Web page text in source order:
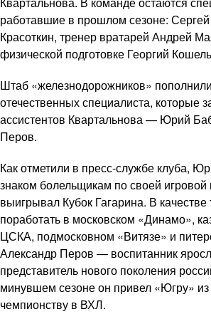
работавшие в прошлом сезоне:
Красоткин, тренер вратарей Андрей
физической подготовке Георгий
Штаб «железнодорожников»
отечественных специалиста, которые
ассистентов Квартальнова — Юрий
Перов.
Как отметили в пресс-службе клуба,
знаком болельщикам по своей
выигрывал Кубок Гагарина. В
поработать в московском «Динамо»,
ЦСКА, подмосковном «Витязе» и
Александр Перов — воспитанник
представитель нового поколения
минувшем сезоне он привел «Югру»
чемпионству в ВХЛ.